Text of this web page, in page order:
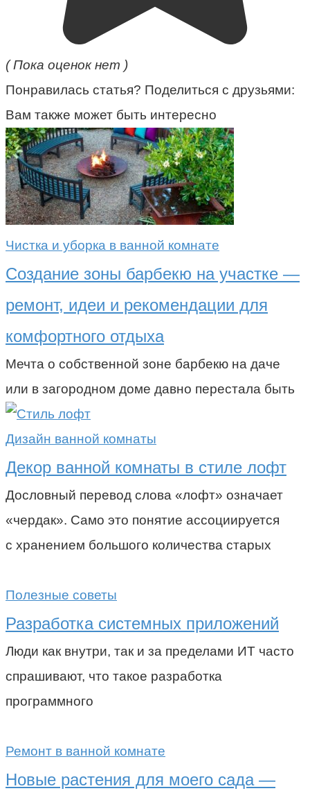
( Пока оценок нет )
Понравилась статья? Поделиться с друзьями:
Вам также может быть интересно
Чистка и уборка в ванной комнате
Создание зоны барбекю на участке —
ремонт, идеи и рекомендации для
комфортного отдыха
Мечта о собственной зоне барбекю на даче
или в загородном доме давно перестала быть
Дизайн ванной комнаты
Декор ванной комнаты в стиле лофт
Дословный перевод слова «лофт» означает
«чердак». Само это понятие ассоциируется
с хранением большого количества старых
Полезные советы
Разработка системных приложений
Люди как внутри, так и за пределами ИТ часто
спрашивают, что такое разработка
программного
Ремонт в ванной комнате
Новые растения для моего сада —